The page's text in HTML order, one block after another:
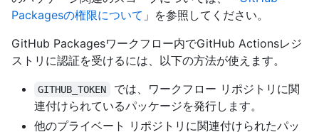
Packagesの権限について 」を参照してください。
GitHub Packagesワークフロー内でGitHub Actionsレジ
ストリに認証を受けるには、以下の方法が使えます。
GITHUB_TOKEN
では、ワークフロー リポジトリに関
連付けられているパッケージを発行します。
他のプライベート リポジトリに関連付けられたパッ